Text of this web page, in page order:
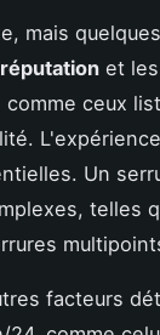
mais
réputation et
ceux
Un
telles
facteurs